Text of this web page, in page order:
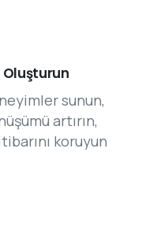
Oluşturun
sunun,
artırın,
koruyun